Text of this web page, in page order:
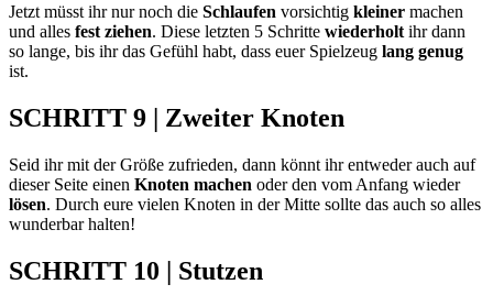
Jetzt müsst ihr nur noch die Schlaufen vorsichtig kleiner machen
und alles fest ziehen. Diese letzten 5 Schritte wiederholt ihr dann
so lange, bis ihr das Gefühl habt, dass euer Spielzeug lang genug
ist.
SCHRITT 9 | Zweiter Knoten
Seid ihr mit der Größe zufrieden, dann könnt ihr entweder auch auf
dieser Seite einen Knoten machen oder den vom Anfang wieder
lösen. Durch eure vielen Knoten in der Mitte sollte das auch so alles
wunderbar halten!
SCHRITT 10 | Stutzen